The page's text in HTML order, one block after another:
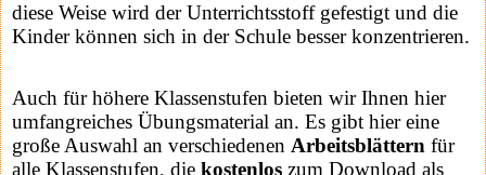
diese Weise wird der Unterrichtsstoff gefestigt und die
Kinder können sich in der Schule besser konzentrieren.
Auch für höhere Klassenstufen bieten wir Ihnen hier
umfangreiches Übungsmaterial an. Es gibt hier eine
große Auswahl an verschiedenen Arbeitsblättern für
alle Klassenstufen, die kostenlos zum Download als